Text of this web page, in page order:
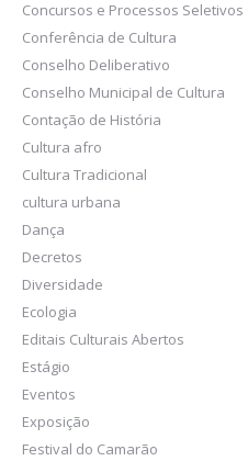
Concursos e Processos Seletivos
Conferência de Cultura
Conselho Deliberativo
Conselho Municipal de Cultura
Contação de História
Cultura afro
Cultura Tradicional
cultura urbana
Dança
Decretos
Diversidade
Ecologia
Editais Culturais Abertos
Estágio
Eventos
Exposição
Festival do Camarão